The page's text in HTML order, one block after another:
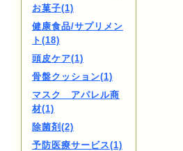
お菓子(1)
健康食品/サプリメン
ト(18)
頭皮ケア(1)
骨盤クッション(1)
マスク アパレル商
材(1)
除菌剤(2)
予防医療サービス(1)